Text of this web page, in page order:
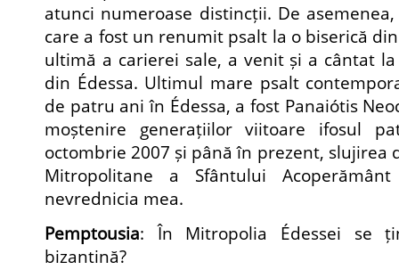
atunci numeroase distincții. De
care a fost un renumit psalt la o biserică
ultimă a carierei sale, a venit și a cântat
din Édessa. Ultimul mare psalt
de patru ani în Édessa, a fost Panaiótis
moștenire generațiilor viitoare ifosul
octombrie 2007 și până în prezent, slujirea
Mitropolitane a Sfântului
nevrednicia mea.
Pemptousia: În Mitropolia Édessei se
bizantină?